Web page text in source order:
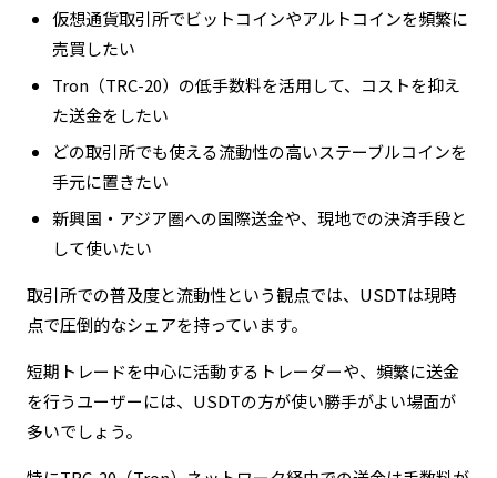
仮想通貨取引所でビットコインやアルトコインを頻繁に
売買したい
Tron（TRC-20）の低手数料を活用して、コストを抑え
た送金をしたい
どの取引所でも使える流動性の高いステーブルコインを
手元に置きたい
新興国・アジア圏への国際送金や、現地での決済手段と
して使いたい
取引所での普及度と流動性という観点では、USDTは現時
点で圧倒的なシェアを持っています。
短期トレードを中心に活動するトレーダーや、頻繁に送金
を行うユーザーには、USDTの方が使い勝手がよい場面が
多いでしょう。